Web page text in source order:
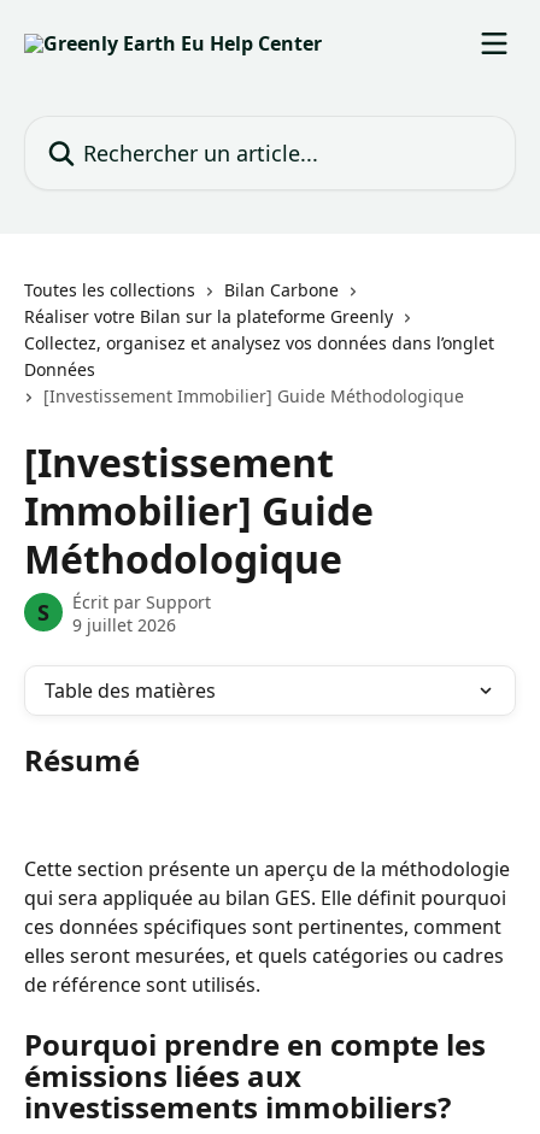
Toutes les collections
Bilan Carbone
Réaliser votre Bilan sur la plateforme Greenly
Collectez, organisez et analysez vos données dans l’onglet
Données
[Investissement Immobilier] Guide Méthodologique
[Investissement
Immobilier] Guide
Méthodologique
S Écrit par Support
9 juillet 2026
Table des matières
Résumé
Cette section présente un aperçu de la méthodologie
qui sera appliquée au bilan GES. Elle définit pourquoi
ces données spécifiques sont pertinentes, comment
elles seront mesurées, et quels catégories ou cadres
de référence sont utilisés.
Pourquoi prendre en compte les
émissions liées aux
investissements immobiliers?